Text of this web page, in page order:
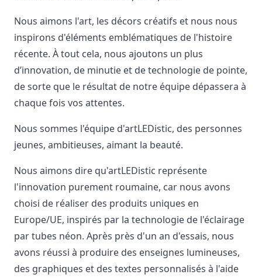
Nous aimons l'art, les décors créatifs et nous nous
inspirons d'éléments emblématiques de l'histoire
récente. À tout cela, nous ajoutons un plus
d’innovation, de minutie et de technologie de pointe,
de sorte que le résultat de notre équipe dépassera à
chaque fois vos attentes.
Nous sommes l'équipe d'artLEDistic, des personnes
jeunes, ambitieuses, aimant la beauté.
Nous aimons dire qu'artLEDistic représente
l'innovation purement roumaine, car nous avons
choisi de réaliser des produits uniques en
Europe/UE, inspirés par la technologie de l'éclairage
par tubes néon. Après près d'un an d'essais, nous
avons réussi à produire des enseignes lumineuses,
des graphiques et des textes personnalisés à l'aide